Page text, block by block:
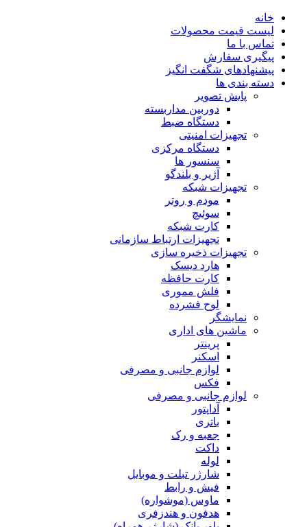
خانه
لیست قیمت محصولات
تماس با ما
پیگیری سفارش
پیشنهادهای شگفت انگیز
دسته بندی ها
پایش تصویر
دوربین مداربسته
دستگاه ضبط
تجهیزات امنیتی
دستگاه مرکزی
سنسور ها
آژیر و بلندگو
تجهیزات شبکه
مودم و روتر
سوئیچ
کارت شبکه
تجهیزات ارتباط سازمانی
تجهیزات ذخیره سازی
هارد دیسک
کارت حافظه
فلش مموری
لوح فشرده
نمایشگر
ماشین های اداری
پرینتر
اسکنر
لوازم جانبی و مصرفی
فکس
لوازم جانبی و مصرفی
آداپتور
باتری
جعبه و رک
داکت
لوله
شارژر تبلت و موبایل
فیش و رابط
ماوس (موشواره)
هدفون و هندزفری